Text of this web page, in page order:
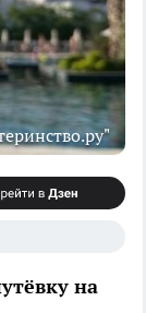
на